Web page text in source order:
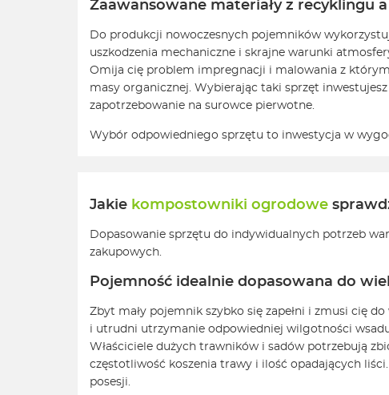
Zaawansowane materiały z recyklingu
Do produkcji nowoczesnych pojemników
uszkodzenia mechaniczne i skrajne warunki
Omija cię problem impregnacji i malowania z
masy organicznej. Wybierając taki sprzęt
zapotrzebowanie na surowce pierwotne.
Wybór odpowiedniego sprzętu to inwestycja w
Jakie kompostowniki ogrodowe
Dopasowanie sprzętu do indywidualnych potrzeb
zakupowych.
Pojemność idealnie dopasowana do
Zbyt mały pojemnik szybko się zapełni i zmusi cię
i utrudni utrzymanie odpowiedniej wilgotności
Właściciele dużych trawników i sadów potrzebują
częstotliwość koszenia trawy i ilość opadających
posesji.